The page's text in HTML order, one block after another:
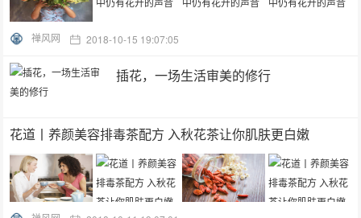
禅风网 2018-10-15 19:07:05
插花，一场生活审美的修行
花道丨养颜美容排毒茶配方 入秋花茶让你肌肤更白嫩